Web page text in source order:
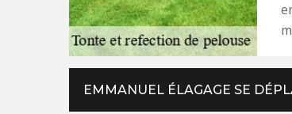
EMMANUEL ÉLAGAGE SE